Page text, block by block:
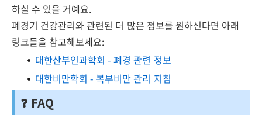
하실 수 있을 거예요.
폐경기 건강관리와 관련된 더 많은 정보를 원하신다면 아래
링크들을 참고해보세요:
대한산부인과학회 - 폐경 관련 정보
대한비만학회 - 복부비만 관리 지침
❓ FAQ